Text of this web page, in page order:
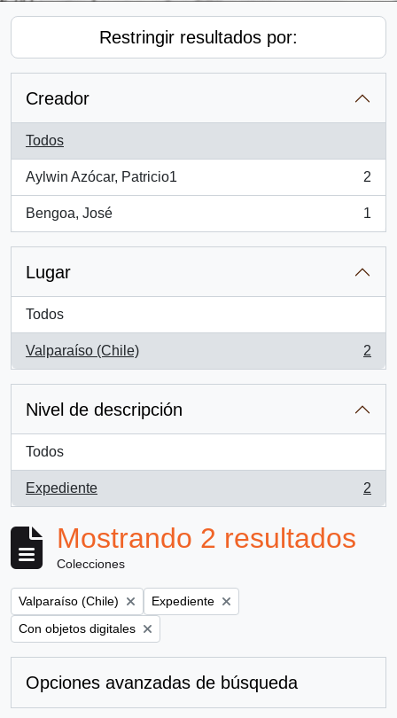
Restringir resultados por:
Creador
Todos
Aylwin Azócar, Patricio1
, 2 resultados
2
Bengoa, José
, 1 resultados
1
Lugar
Todos
Valparaíso (Chile)
, 2 resultados
2
Nivel de descripción
Todos
Expediente
, 2 resultados
2
Mostrando 2 resultados
Colecciones
Remove filter:
Valparaíso (Chile) Remove filter:
Expediente
Remove filter:
Con objetos digitales
Opciones avanzadas de búsqueda